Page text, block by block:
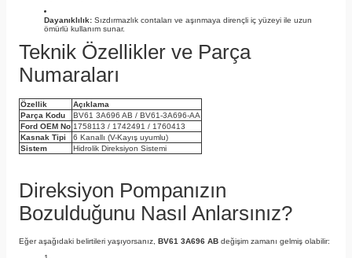
Dayanıklılık: Sızdırmazlık contaları ve aşınmaya dirençli iç yüzeyi ile uzun
ömürlü kullanım sunar.
Teknik Özellikler ve Parça
Numaraları
Özellik
Açıklama
Parça Kodu
BV61 3A696 AB / BV61-3A696-AA
Ford OEM No 1758113 / 1742491 / 1760413
Kasnak Tipi
6 Kanallı (V-Kayış uyumlu)
Sistem
Hidrolik Direksiyon Sistemi
Direksiyon Pompanızın
Bozulduğunu Nasıl Anlarsınız?
Eğer aşağıdaki belirtileri yaşıyorsanız, BV61 3A696 AB değişim zamanı gelmiş olabilir: